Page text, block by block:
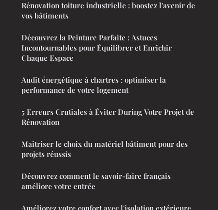
Rénovation toiture industrielle : boostez l'avenir de
vos bâtiments
Découvrez la Peinture Parfaite : Astuces
Incontournables pour Équilibrer et Enrichir
Chaque Espace
Audit énergétique à chartres : optimiser la
performance de votre logement
5 Erreurs Crutiales à Éviter During Votre Projet de
Rénovation
Maîtriser le choix du matériel bâtiment pour des
projets réussis
Découvrez comment le savoir-faire français
améliore votre entrée